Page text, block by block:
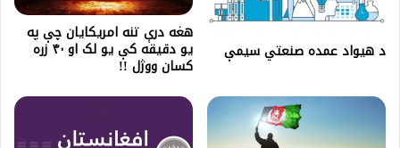
د هيواد عمده صنعتي سيمې
هغه درې تنه امریکایان چې په
یو دقیقه کې یو لک او ۴۰ زره
کسان ووژل !!